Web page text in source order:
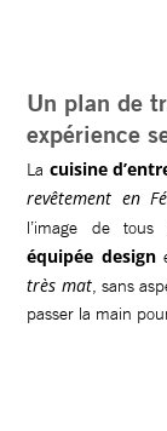
Un plan de
expérience
La cuisine
revêtement en
l’image de
équipée design
très mat, sans
passer la main